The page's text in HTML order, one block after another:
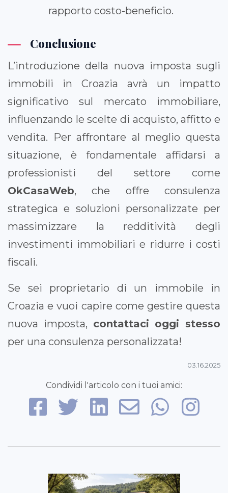
rapporto costo-beneficio.
Conclusione
L’introduzione della nuova imposta sugli
immobili in Croazia avrà un impatto
significativo sul mercato immobiliare,
influenzando le scelte di acquisto, affitto e
vendita. Per affrontare al meglio questa
situazione, è fondamentale affidarsi a
professionisti del settore come
OkCasaWeb, che offre consulenza
strategica e soluzioni personalizzate per
massimizzare la redditività degli
investimenti immobiliari e ridurre i costi
fiscali.
Se sei proprietario di un immobile in
Croazia e vuoi capire come gestire questa
nuova imposta, contattaci oggi stesso
per una consulenza personalizzata!
03.16.2025
Condividi l'articolo con i tuoi amici: